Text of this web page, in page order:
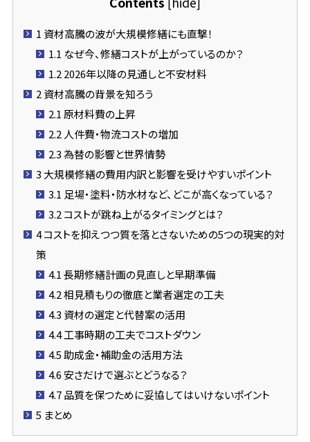
1 資材高騰の波が大規模修繕にも直撃！
1.1 なぜ今、修繕コストが上がっているのか？
1.22026年以降の見通しと不安材料
2資材高騰の背景を知ろう
2.1 原材料費の上昇
2.2 人件費・物流コストの増加
2.3為替の影響と世界情勢
3 大規模修繕の費用内訳と影響を受けやすいポイント
3.1 足場・塗料・防水材など、どこが高くなっている？
3.2コストが跳ね上がるタイミングとは？
4コストを抑えつつ質を落とさないための5つの現実的対
策
4.1長期修繕計画の見直しと早期準備
4.2相見積もりの徹底と業者選定の工夫
4.3 資材の選定と代替案の活用
4.4工事時期の工夫でコストダウン
4.5助成金・補助金の活用方法
4.6安さだけで選ぶとどうなる？
4.7品質を保つために妥協してはいけないポイント
5 まとめ